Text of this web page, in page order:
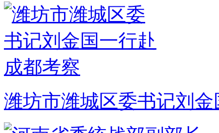
潍坊市潍城区委书记刘